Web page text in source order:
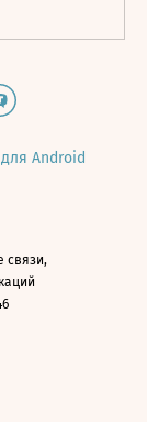
Android
связи,